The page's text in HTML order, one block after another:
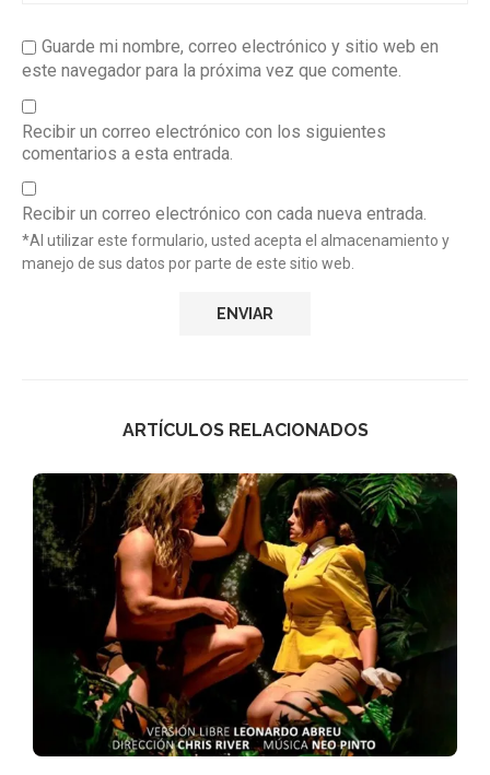
Guarde mi nombre, correo electrónico y sitio web en
este navegador para la próxima vez que comente.
Recibir un correo electrónico con los siguientes
comentarios a esta entrada.
Recibir un correo electrónico con cada nueva entrada.
*Al utilizar este formulario, usted acepta el almacenamiento y
manejo de sus datos por parte de este sitio web.
ARTÍCULOS RELACIONADOS